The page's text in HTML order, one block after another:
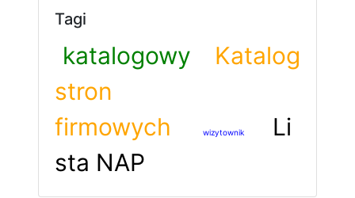
Tagi
katalogowy
Katalog
stron
firmowych
wizytownik
Li
sta NAP